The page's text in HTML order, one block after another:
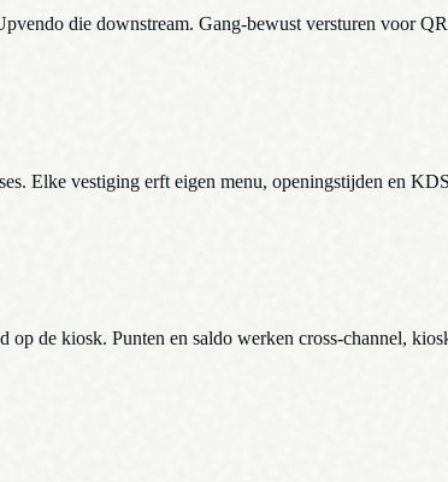
die downstream. Gang-bewust versturen voor
Elke vestiging erft eigen menu, openingstijden en
de kiosk. Punten en saldo werken cross-channel,